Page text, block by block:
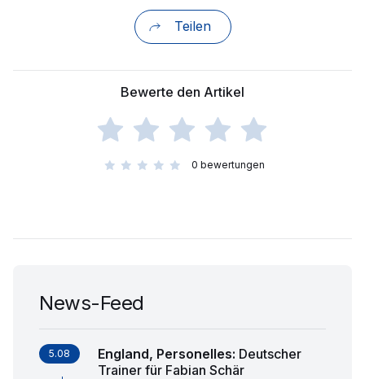
Teilen
Bewerte den Artikel
0 bewertungen
News-Feed
5.08 England, Personelles: Deutscher
Trainer für Fabian Schär